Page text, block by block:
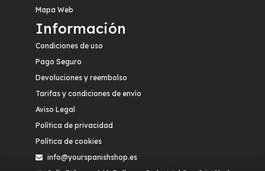
Mapa Web
Información
Condiciones de uso
Pago Seguro
Devoluciones y reembolso
Tarifas y condiciones de envío
Aviso Legal
Política de privacidad
Política de cookies
info@yourspanishshop.es